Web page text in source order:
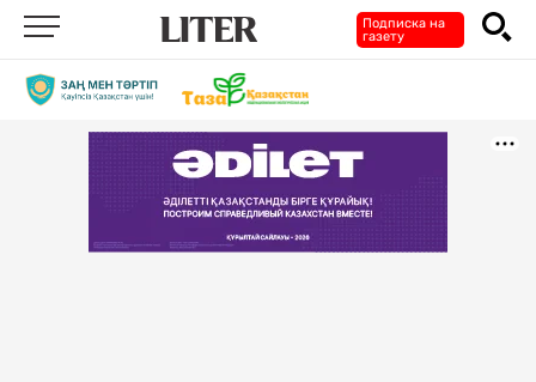
Подписка на
газету